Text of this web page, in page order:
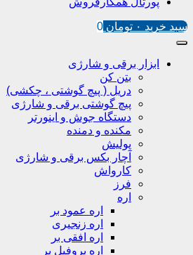
سبد خرید ۰ تومان 0
ابزار برقی و شارژی
بتن کن
دریل ( پیچ گوشتی ، چکشی)
پیچ گوشتی برقی و شارژی
دستگاه جوش و اینورتر
مکنده و دمنده
پولیش
آچار بکس برقی و شارژی
کارواش
فرز
اره
اره عمود بر
اره زنجیری
اره افقی بر
اره پروفیل پر